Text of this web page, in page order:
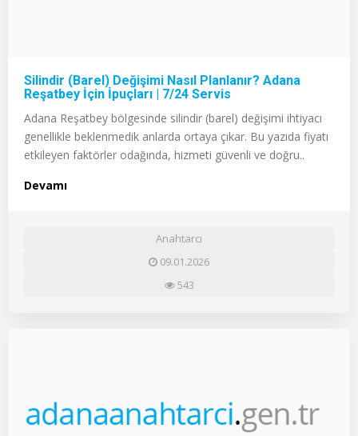
Silindir (Barel) Değişimi Nasıl Planlanır? Adana
Reşatbey İçin İpuçları | 7/24 Servis
Adana Reşatbey bölgesinde silindir (barel) değişimi ihtiyacı
genellikle beklenmedik anlarda ortaya çıkar. Bu yazıda fiyatı
etkileyen faktörler odağında, hizmeti güvenli ve doğru..
Devamı
Anahtarcı
09.01.2026
543